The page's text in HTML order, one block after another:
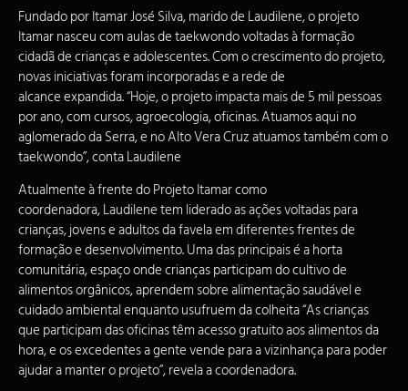
Fundado por Itamar José Silva, marido de Laudilene, o projeto
Itamar nasceu com aulas de taekwondo voltadas à formação
cidadã de crianças e adolescentes. Com o crescimento do projeto,
novas iniciativas foram incorporadas e a rede de
alcance expandida. “Hoje, o projeto impacta mais de 5 mil pessoas
por ano, com cursos, agroecologia, oficinas. Atuamos aqui no
aglomerado da Serra, e no Alto Vera Cruz atuamos também com o
taekwondo”, conta Laudilene
Atualmente à frente do Projeto Itamar como
coordenadora, Laudilene tem liderado as ações voltadas para
crianças, jovens e adultos dafavelaem diferentes frentes de
formação e desenvolvimento. Uma das principais é a horta
comunitária, espaço onde crianças participam do cultivo de
alimentos orgânicos, aprendem sobre alimentação saudável e
cuidado ambiental enquanto usufruem da colheita “As crianças
que participam das oficinas têm acesso gratuito aos alimentos da
hora, e os excedentes a gente vende para a vizinhança para poder
ajudar a manter o projeto”, revela a coordenadora.